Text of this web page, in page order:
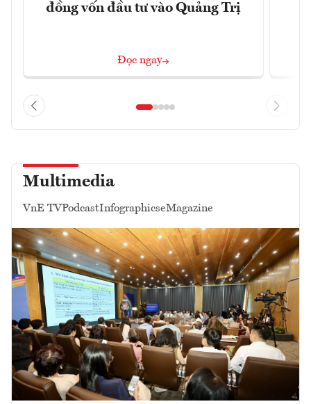
đồng vốn đầu tư vào Quảng Trị
Đọc ngay
Multimedia
VnE TVPodcastInfographicseMagazine